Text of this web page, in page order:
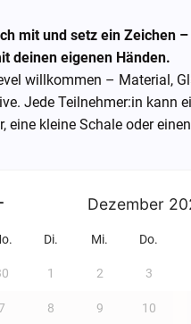
mit und setz ein Zeichen
deinen eigenen Händen.
willkommen – Material,
Jede Teilnehmer:in kann
eine kleine Schale oder
Dezember
Di. Mi. Do.
1 2 3
8 9 10